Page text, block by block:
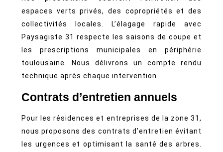
espaces verts privés, des copropriétés et des
collectivités locales. L’élagage rapide avec
Paysagiste 31 respecte les saisons de coupe et
les prescriptions municipales en périphérie
toulousaine. Nous délivrons un compte rendu
technique après chaque intervention.
Contrats d’entretien annuels
Pour les résidences et entreprises de la zone 31,
nous proposons des contrats d’entretien évitant
les urgences et optimisant la santé des arbres.